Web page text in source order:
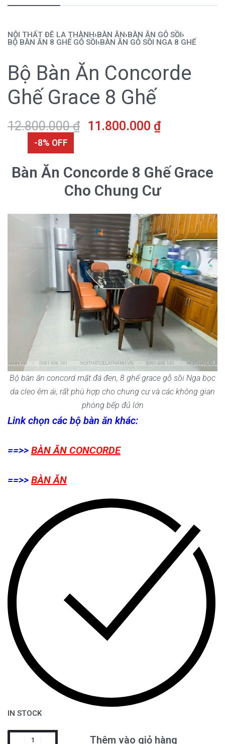
NỘI THẤT ĐÊ LA THÀNH›BÀN ĂN›BÀN ĂN GỖ SỒI›
BỘ BÀN ĂN 8 GHẾ GỖ SỒI›BÀN ĂN GỖ SỒI NGA 8 GHẾ
Bộ Bàn Ăn Concorde
Ghế Grace 8 Ghế
12.800.000₫ 11.800.000 ₫
-8% OFF
Bàn Ăn Concorde 8 Ghế Grace
Cho Chung Cư
Bộ bàn ăn concord mặt đá đen, 8 ghế grace gỗ sồi Nga bọc
da cleo êm ái, rất phù hợp cho chung cư và các không gian
phòng bếp đủ lớn
Link chọn các bộ bàn ăn khác:
==>> BÀN ĂN CONCORDE
==>> BÀN ĂN
IN STOCK
Thêm vào giỏ hàng